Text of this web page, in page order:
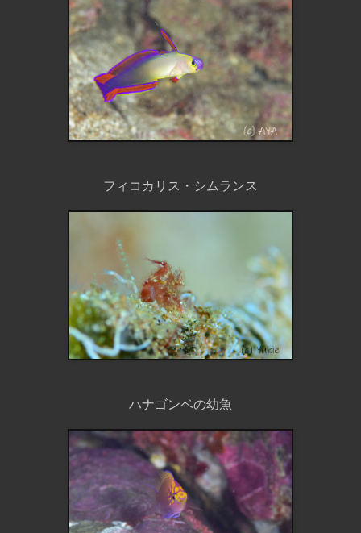
フィコカリス・シムランス
ハナゴンベの幼魚